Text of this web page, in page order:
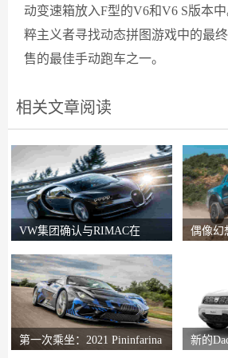
动变速箱放入F型的V6和V6 S版本
粹主义者寻找动态拼图游戏中的最
售的最佳手动跑车之一。
相关文章阅读
VW集团确认与RIMAC在
偶像幻
第一次乘坐：2021 Pininfarina
新的